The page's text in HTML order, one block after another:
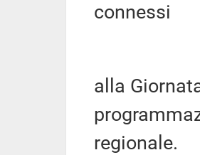
connessi
alla
regionale.